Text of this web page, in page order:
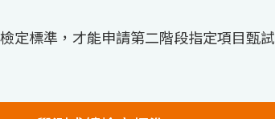
定標準，才能申請第二階段指定項目甄試